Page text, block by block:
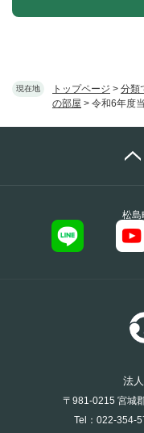
現在地 トップページ > 分類
の部屋 > 令和6年度
松島
法
〒981-0215 宮城
Tel：022-354-